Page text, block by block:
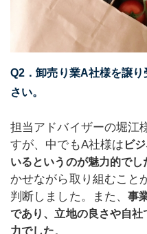
Q2．卸売り業A社様を譲
さい。
担当アドバイザーの堀江
すが、中でもA社様は ビ
いるというのが魅力的でし
かせながら取り組むこと
判断しました。また、 事
であり、立地の良さや自
力でした。